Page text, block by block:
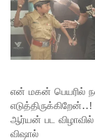
என் மகன் பெயரில்
ஆர்யன் பட
விஷால்